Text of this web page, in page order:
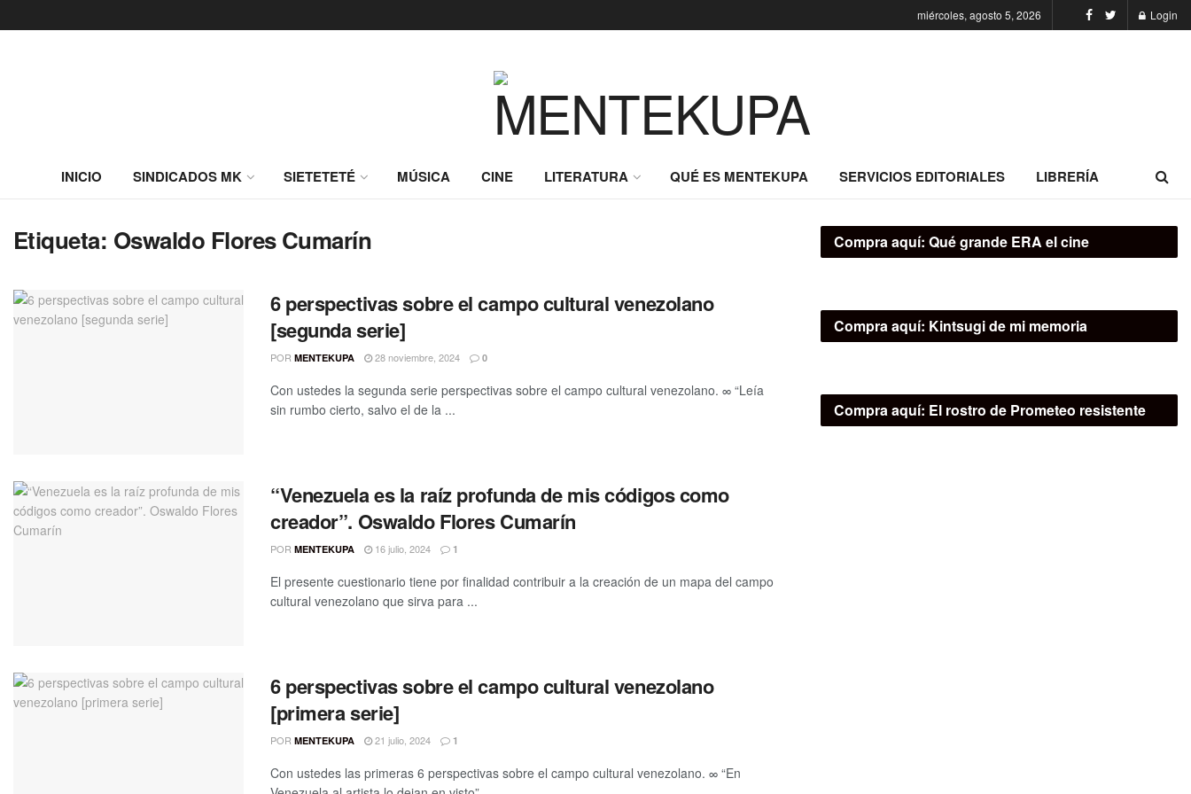
miércoles, agosto 5, 2026 Login
INICIO SINDICADOS MK SIETETETÉ MÚSICA CINE LITERATURA QUÉ ES MENTEKUPA SERVICIOS EDITORIALES LIBRERÍA
Etiqueta: Oswaldo Flores Cumarín
6 perspectivas sobre el campo cultural venezolano
[segunda serie]
POR MENTEKUPA 28 noviembre, 2024 0
Con ustedes la segunda serie perspectivas sobre el campo cultural venezolano. ∞ “Leía
sin rumbo cierto, salvo el de la ...
“Venezuela es la raíz profunda de mis códigos como
creador”. Oswaldo Flores Cumarín
POR MENTEKUPA 16 julio, 2024 1
El presente cuestionario tiene por finalidad contribuir a la creación de un mapa del campo
cultural venezolano que sirva para ...
6 perspectivas sobre el campo cultural venezolano
[primera serie]
POR MENTEKUPA 21 julio, 2024 1
Con ustedes las primeras 6 perspectivas sobre el campo cultural venezolano. ∞ “En
Compra aquí: Qué grande ERA el cine
Compra aquí: Kintsugi de mi memoria
Compra aquí: El rostro de Prometeo resistente